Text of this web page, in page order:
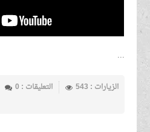
...
الزيارات : 543 التعليقات : 0